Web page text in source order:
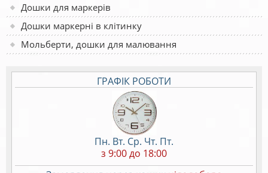
Дошки для маркерів
Дошки маркерні в клітинку
Мольберти, дошки для малювання
ГРАФІК РОБОТИ
Пн. Вт. Ср. Чт. Пт.
з 9:00 до 18:00